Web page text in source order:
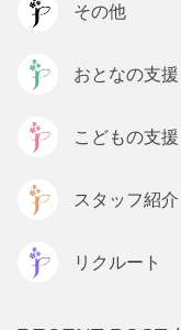
その他
おとなの支援
こどもの支援
スタッフ紹介
リクルート